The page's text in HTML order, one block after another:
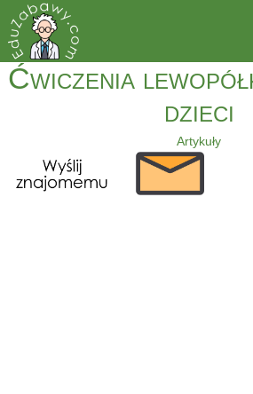
Ćwiczenia
dzieci
Artykuły